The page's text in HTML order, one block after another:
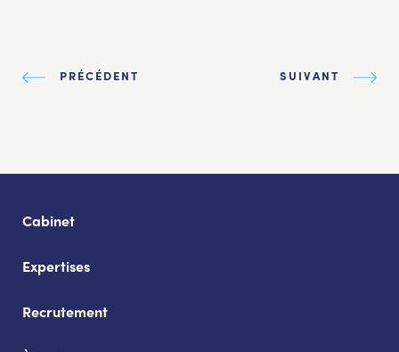
PRÉCÉDENT SUIVANT
Cabinet
Expertises
Recrutement